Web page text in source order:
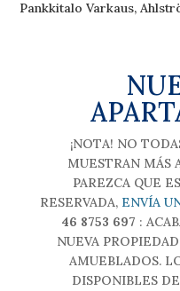
Pankkitalo Varkaus,
¡NOTA! NO
MUESTRAN MÁS
PAREZCA QUE
RESERVADA, ENVÍA
46 8753 697 :
NUEVA
AMUEBLADOS.
DISPONIBLES